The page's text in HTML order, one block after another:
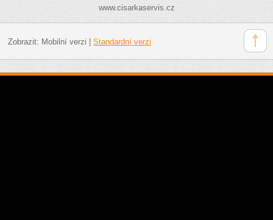
www.cisarkaservis.cz
Zobrazit: Mobilní verzi | Standardní verzi